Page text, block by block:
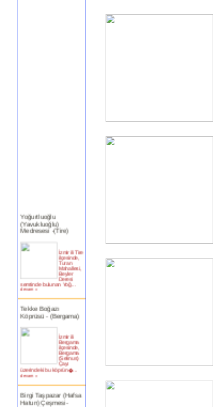
(Yavukluoğlu)
Medresesi -(Tire)
ilçesinde,
Turan
Mahallesi,
Beyler
Deresi
semtinde bulunan Yoğ...
devam »
Köprüsü - (Bergama)
Bergama
ilçesinde,
Bergama
(Selinus)
Çayı
üzerindeki bu köprün�...
devam »
Hatun) Çeşmesi-
ÖDEMİŞ